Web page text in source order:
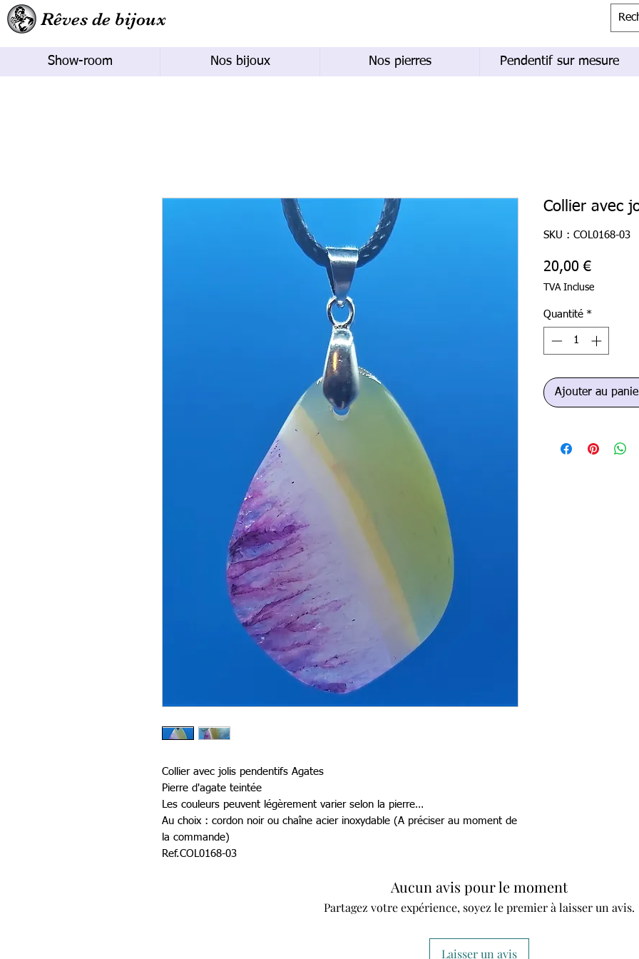
Rêves de bijoux
Show-room Nos bijoux Nos pierres Pendentif sur mesure
Collier avec jolis pendentifs Agates
Pierre d'agate teintée
Les couleurs peuvent légèrement varier selon la pierre…
Au choix : cordon noir ou chaîne acier inoxydable (A préciser au moment de
la commande)
Ref.COL0168-03
Collier avec
SKU : COL0168-03
20,00 €Prix
TVA Incluse
Quantité *
Ajouter au
Aucun avis pour le moment
Partagez votre expérience, soyez le premier à laisser un avis.
Laisser un avis